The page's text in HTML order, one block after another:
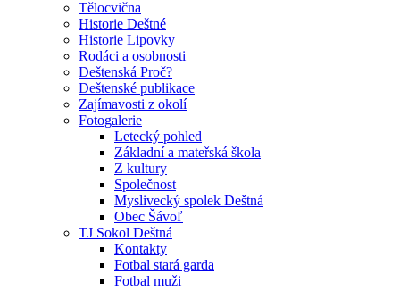
Tělocvična
Historie Deštné
Historie Lipovky
Rodáci a osobnosti
Deštenská Proč?
Deštenské publikace
Zajímavosti z okolí
Fotogalerie
Letecký pohled
Základní a mateřská škola
Z kultury
Společnost
Myslivecký spolek Deštná
Obec Šávoľ
TJ Sokol Deštná
Kontakty
Fotbal stará garda
Fotbal muži